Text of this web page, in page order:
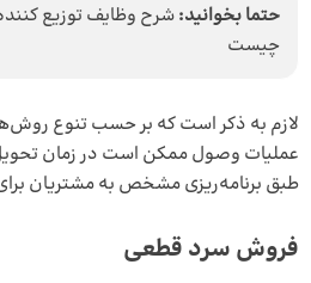
حتما بخوانید:شرح وظایف توزیع‌
چیست
لازم به ذکر است که بر حسب تنوع
عملیات وصول ممکن است در زمان
طبق برنامه‌ریزی مشخص به مشتریان
فروش سرد قطعی